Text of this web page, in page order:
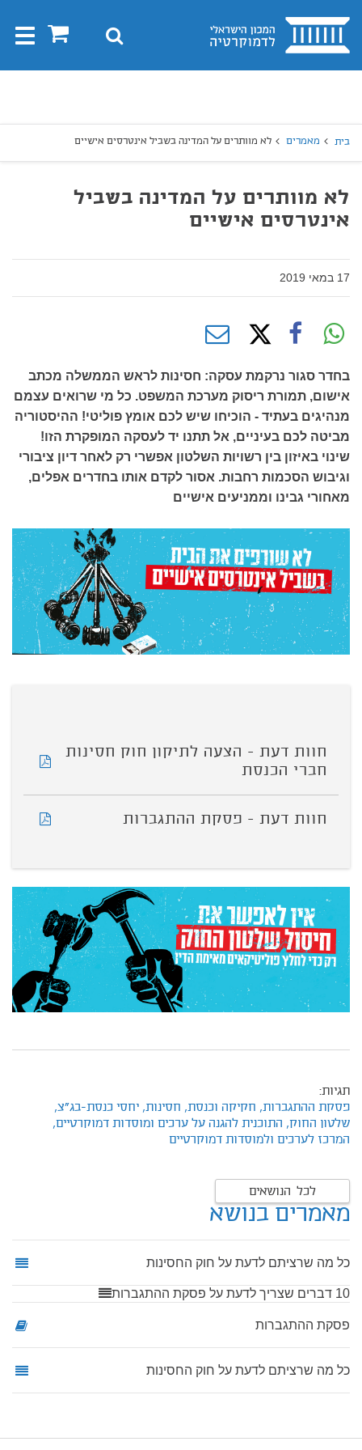
בית 0 חיפוש
בית מאמרים לא מוותרים על המדינה בשביל אינטרסים אישיים
לא מוותרים על המדינה בשביל
אינטרסים אישיים
17 במאי 2019
בחדר סגור נרקמת עסקה: חסינות לראש הממשלה מכתב
אישום, תמורת ריסוק מערכת המשפט. כל מי שרואים עצמם
מנהיגים בעתיד - הוכיחו שיש לכם אומץ פוליטי! ההיסטוריה
מביטה לכם בעיניים, אל תתנו יד לעסקה המופקרת הזו!
שינוי באיזון בין רשויות השלטון אפשרי רק לאחר דיון ציבורי
וגיבוש הסכמות רחבות. אסור לקדם אותו בחדרים אפלים,
מאחורי גבינו וממניעים אישיים
חוות דעת - הצעה לתיקון חוק חסינות
חברי הכנסת
חוות דעת - פסקת ההתגברות
תגיות:
פסקת ההתגברות, חקיקה וכנסת, חסינות, יחסי כנסת-בג"צ,
שלטון החוק, התוכנית להגנה על ערכים ומוסדות דמוקרטיים,
המרכז לערכים ולמוסדות דמוקרטיים
לכל הנושאים
מאמרים בנושא
כל מה שרציתם לדעת על חוק החסינות
10 דברים שצריך לדעת על פסקת ההתגברות
פסקת ההתגברות
כל מה שרציתם לדעת על חוק החסינות